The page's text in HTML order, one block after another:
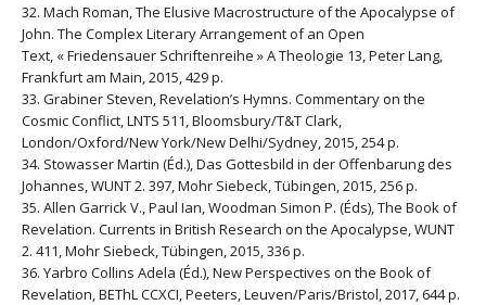
32. Mach Roman, The Elusive Macrostructure of the Apocalypse of
John. The Complex Literary Arrangement of an Open
Text, « Friedensauer Schriftenreihe » A Theologie 13, Peter Lang,
Frankfurt am Main, 2015, 429 p.
33. Grabiner Steven, Revelation’s Hymns. Commentary on the
Cosmic Conflict, LNTS 511, Bloomsbury/T&T Clark,
London/Oxford/New York/New Delhi/Sydney, 2015, 254 p.
34. Stowasser Martin (Éd.), Das Gottesbild in der Offenbarung des
Johannes, WUNT 2. 397, Mohr Siebeck, Tübingen, 2015, 256 p.
35. Allen Garrick V., Paul Ian, Woodman Simon P. (Éds), The Book of
Revelation. Currents in British Research on the Apocalypse, WUNT
2. 411, Mohr Siebeck, Tübingen, 2015, 336 p.
36. Yarbro Collins Adela (Éd.), New Perspectives on the Book of
Revelation, BEThL CCXCI, Peeters, Leuven/Paris/Bristol, 2017, 644 p.